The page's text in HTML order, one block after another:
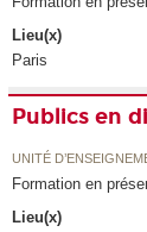
Lieu(x)
Paris
Publics en
UNITÉ
Formation en
Lieu(x)